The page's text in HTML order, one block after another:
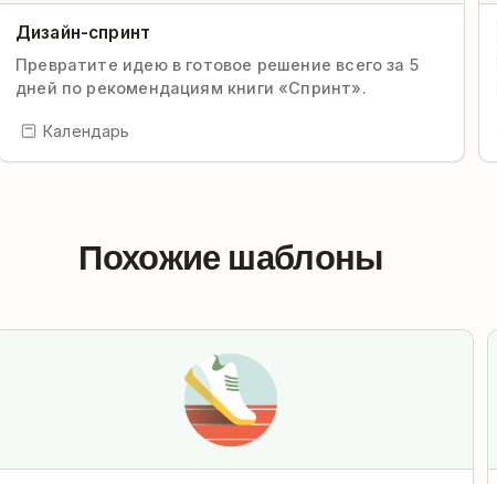
Дизайн-спринт
Превратите идею в готовое решение всего за 5
дней по рекомендациям книги «Спринт».
Календарь
Похожие шаблоны